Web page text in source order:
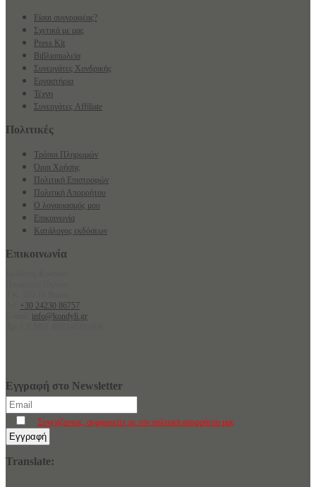
Είσαι συγγραφέας?
Σχετικά με μας
Press Kit
Βιβλιοπωλεία
Συνεργάτες Χονδρικής
Εργαστήρια
Τέχνη
Συνεργάτες Affiliate
Πολιτικές
Τρόποι Πληρωμών
Όροι Χρήσης
Πολιτική Επιστροφών
Πολιτική Απορρήτου
Ο λογαριασμός μου
Επικοινωνία
Κατάλογος εκδόσεων
Επικοινωνία
+30 24230 86757
info@kondyli.gr
Εγγραφή στο Newsletter
Συνεχίζοντας, συμφωνείτε με την πολιτική απορρήτου μας
Translate: